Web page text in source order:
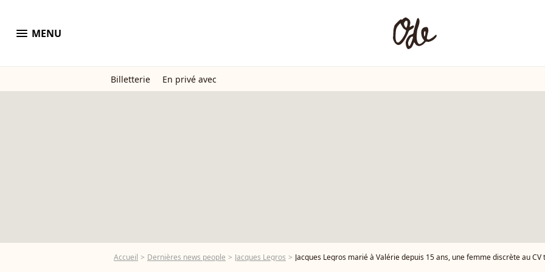
menu MENU
Billetterie En privé avec
Accueil Dernières news people Jacques Legros Jacques Legros marié à Valérie depuis 15 ans, une femme discrète au